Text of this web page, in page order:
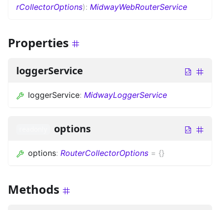
rCollectorOptions): MidwayWebRouterService
Properties
loggerService
loggerService: MidwayLoggerService
options
options: RouterCollectorOptions = {}
Methods